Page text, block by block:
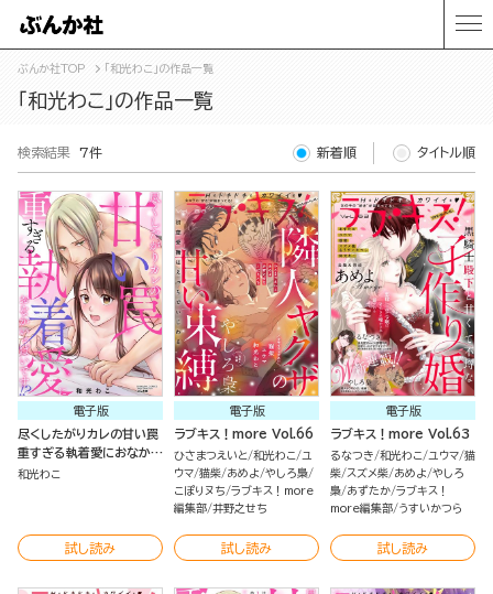
ぶんか社TOP 「和光わこ」の作品一覧
「和光わこ」の作品一覧
検索結果 7件 新着順 タイトル順
電子版
尽くしたがりカレの甘い罠
重すぎる執着愛におなかい
っぱいです!?
和光わこ
試し読み
電子版
ラブキス！more Vol.66
ひさまつえいと 和光わこ
ユ
ウマ 猫柴 あめよ やしろ梟
こぽりヌち ラブキス！more
編集部 井野之せち
試し読み
電子版
ラブキス！more Vol.63
るなつき 和光わこ ユウマ 猫
柴 スズメ柴 あめよ やしろ
梟 あずたか ラブキス！
more編集部 うすいかつら
試し読み